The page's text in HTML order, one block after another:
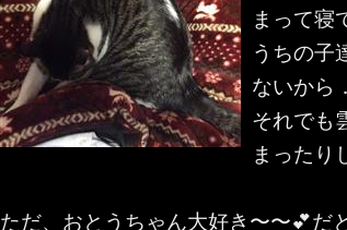
まって寝
うちの子
ないから
それでも
まったり
ただ、おとうちゃん大好き〜〜💕だ